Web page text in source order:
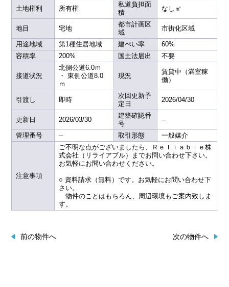
土地権利 所有権
私道負担面
積
なし㎡
地目 宅地
都市計画区
域
市街化区域
用途地域 第1種住居地域 建ぺい率
60%
容積率
200% 国土法届出 不要
接道状況
北側公道6.0ｍ
・ 東側公道8.0
ｍ
現況
賃貸中（満室稼
働）
引渡し 即時
次回更新予
定日
2026/04/30
更新日 2026/03/30
建築確認番
号
--
管理番号 -- 取引形態 一般媒介
注意事項
ご不明な点がございましたら、Ｒｅｌｉａｂｌｅ株
式会社（リライアブル）までお問い合わせ下さい。
お気軽にお問い合わせください。
○ 資料請求（無料）です。お気軽にお問い合わせ下
さい。
物件のことはもちろん、周辺環境もご案内致しま
す。
前の物件へ 次の物件へ